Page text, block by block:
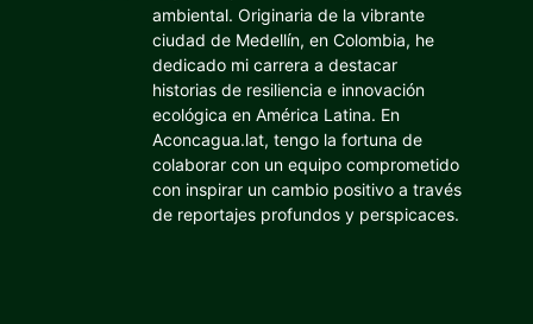
ambiental. Originaria de la vibrante
ciudad de Medellín, en Colombia, he
dedicado mi carrera a destacar
historias de resiliencia e innovación
ecológica en América Latina. En
Aconcagua.lat, tengo la fortuna de
colaborar con un equipo comprometido
con inspirar un cambio positivo a través
de reportajes profundos y perspicaces.